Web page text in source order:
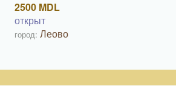
2500 MDL
открыт
город: Леово